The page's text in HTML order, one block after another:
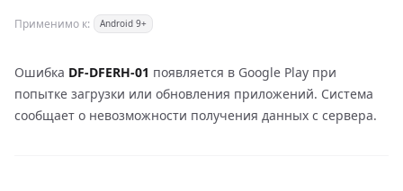
Применимо к: Android 9+
Ошибка DF-DFERH-01 появляется в Google Play при
попытке загрузки или обновления приложений. Система
сообщает о невозможности получения данных с сервера.